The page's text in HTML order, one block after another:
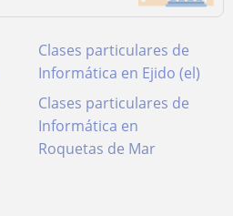
Clases particulares de
Informática en Ejido (el)
Clases particulares de
Informática en
Roquetas de Mar